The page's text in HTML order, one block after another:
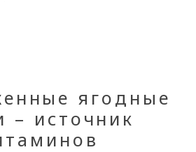
ягодные
– источник